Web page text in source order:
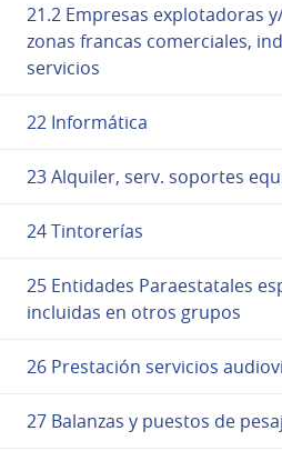
21.2 Empresas explotadoras
zonas francas comerciales,
servicios
22 Informática
23 Alquiler, serv. soportes
24 Tintorerías
25 Entidades Paraestatales
incluidas en otros grupos
26 Prestación servicios
27 Balanzas y puestos de